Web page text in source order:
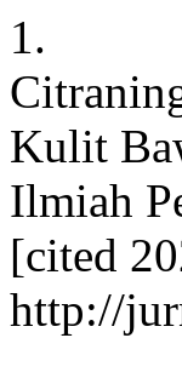
1.
Kulit
Ilmiah
[cited
http://